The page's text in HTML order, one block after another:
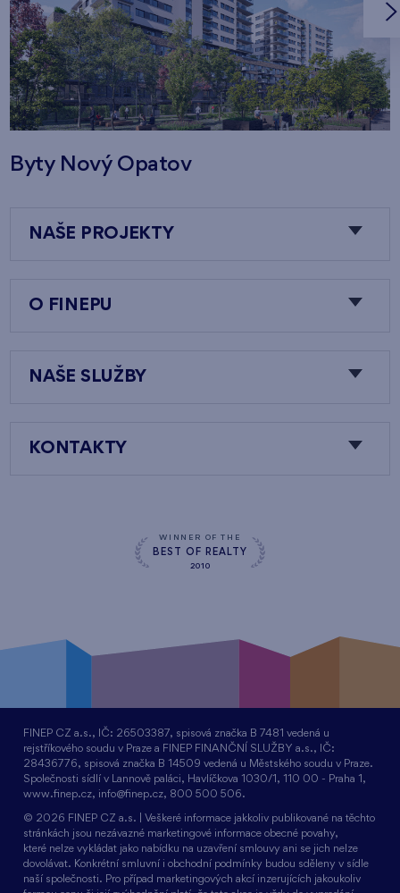
Byty Nový Opatov
NAŠE PROJEKTY
O FINEPU
NAŠE SLUŽBY
KONTAKTY
WINNER OF THE
BEST OF REALTY
2010
FINEP CZ a.s., IČ: 26503387, spisová značka B 7481 vedená u
rejstříkového soudu v Praze a FINEP FINANČNÍ SLUŽBY a.s., IČ:
28436776, spisová značka B 14509 vedená u Městského soudu v Praze.
Společnosti sídlí v Lannově paláci, Havlíčkova 1030/1, 110 00 - Praha 1,
www.finep.cz, info@finep.cz, 800 500 506.
© 2026 FINEP CZ a.s. | Veškeré informace jakkoliv publikované na těchto
stránkách jsou nezávazné marketingové informace obecné povahy,
které nelze vykládat jako nabídku na uzavření smlouvy ani se jich nelze
dovolávat. Konkrétní smluvní i obchodní podmínky budou sděleny v sídle
naší společnosti. Pro případ marketingových akcí inzerujících jakoukoliv